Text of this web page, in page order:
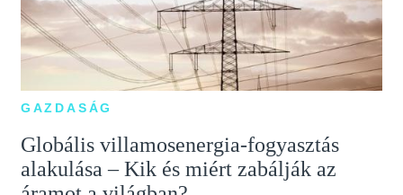
GAZDASÁG
Globális villamosenergia-fogyasztás
alakulása – Kik és miért zabálják az